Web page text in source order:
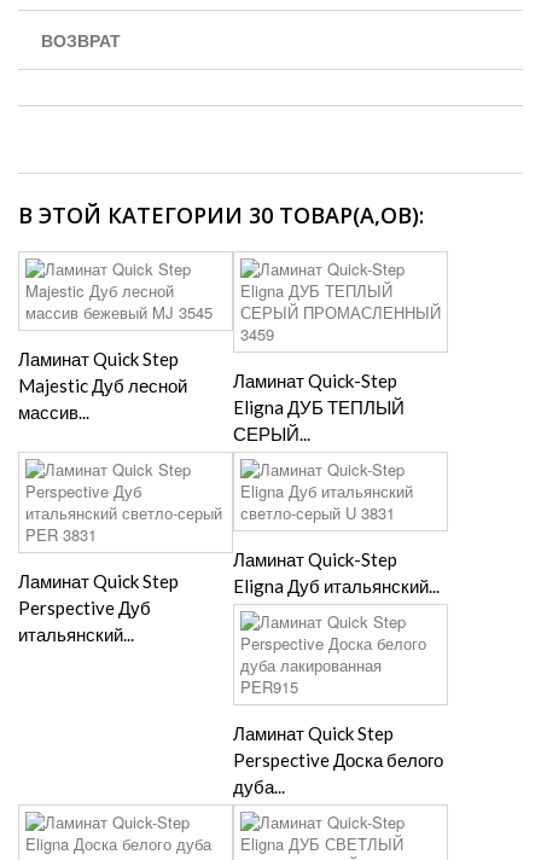
ВОЗВРАТ
В ЭТОЙ КАТЕГОРИИ 30 ТОВАР(А,ОВ):
Ламинат Quick Step
Majestic Дуб лесной
массив...
Ламинат Quick-Step
Eligna ДУБ ТЕПЛЫЙ
СЕРЫЙ...
Ламинат Quick Step
Perspective Дуб
итальянский...
Ламинат Quick-Step
Eligna Дуб итальянский...
Ламинат Quick Step
Perspective Доска белого
дуба...